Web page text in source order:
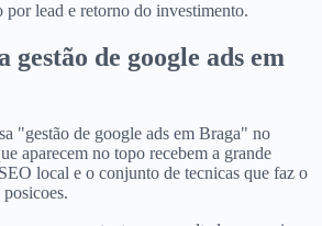
por lead e retorno do investimento.
gestão de google ads em
"gestão de google ads em Braga" no
aparecem no topo recebem a grande
local e o conjunto de tecnicas que faz o
posicoes.